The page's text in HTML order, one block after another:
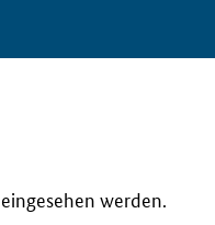
werden.